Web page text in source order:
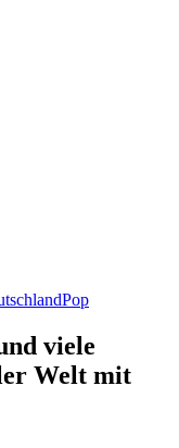
Pop
viele
Welt mit